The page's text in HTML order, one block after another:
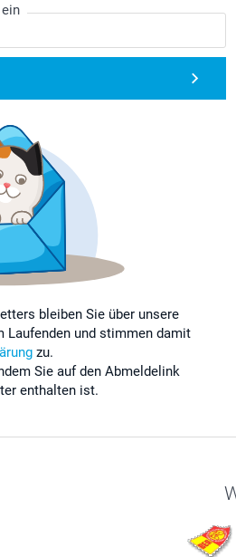
bleiben Sie über unsere
Laufenden und stimmen damit
zu.
Sie auf den Abmeldelink
enthalten ist.